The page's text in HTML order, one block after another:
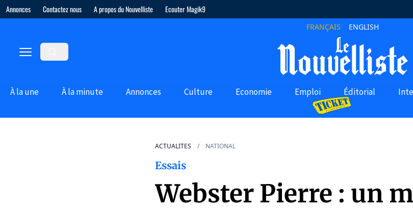
Annonces Contactez nous A propos du Nouvelliste Ecouter Magik9
FRANÇAIS ENGLISH
À la une À la minute Annonces Culture Economie Emploi Éditorial
ACTUALITES NATIONAL
Essais
Webster Pierre : un